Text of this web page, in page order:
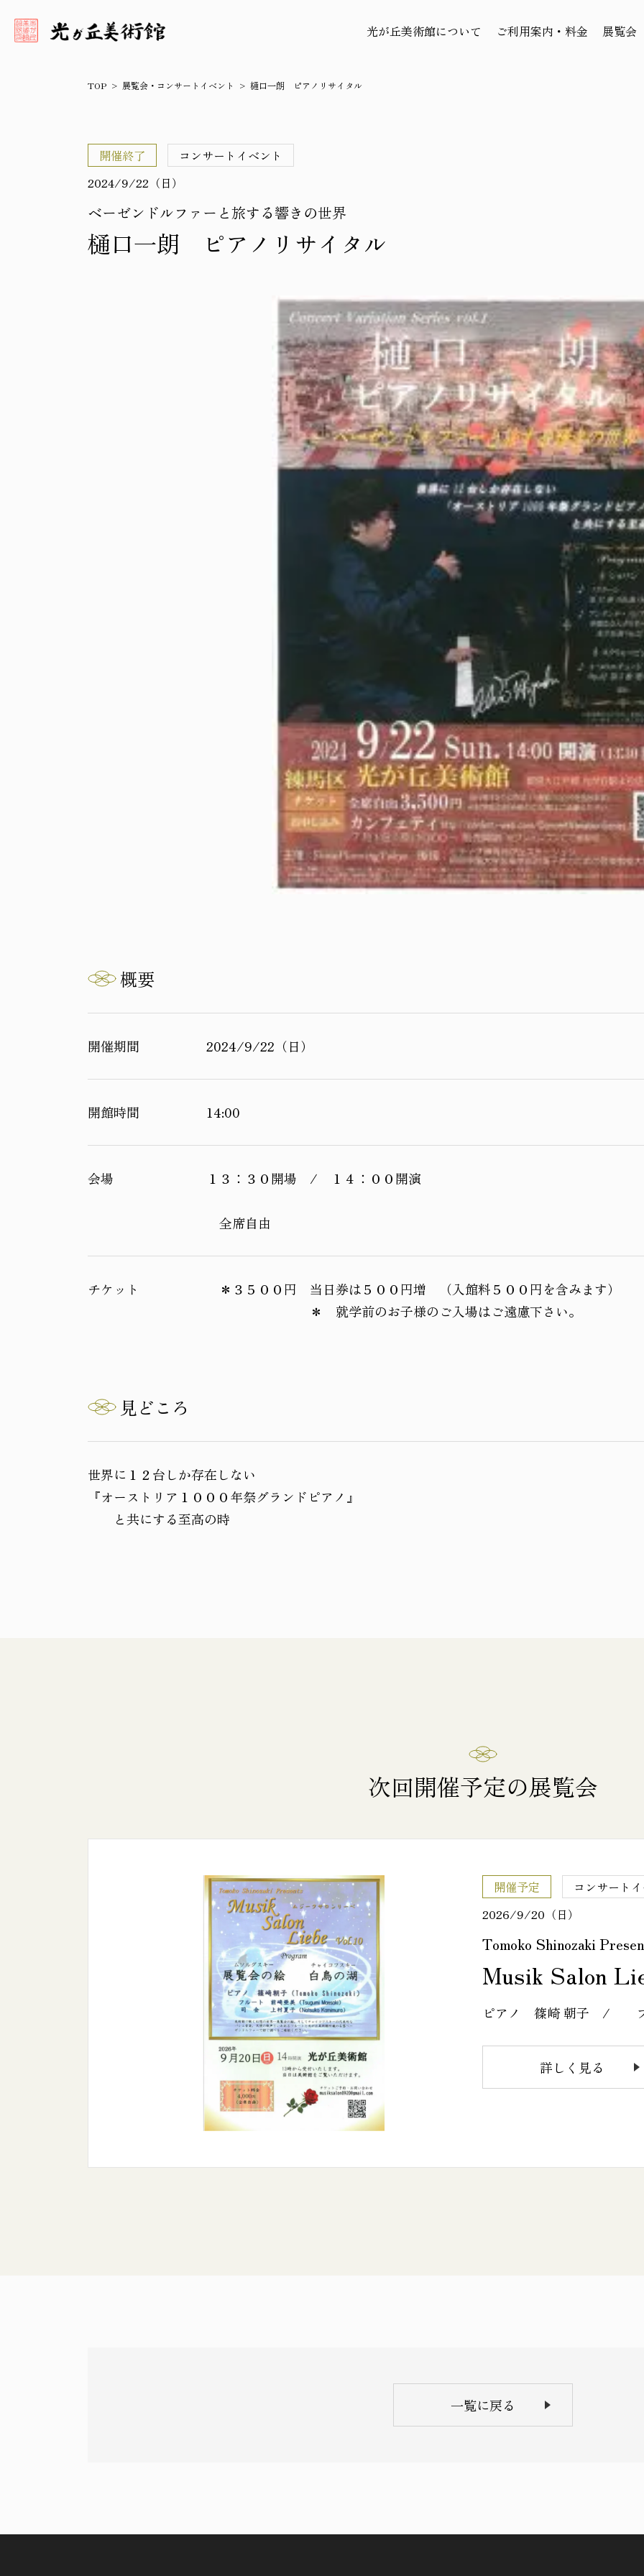
光が丘美術館について ご利用案内・料金 展覧会
TOP 展覧会・コンサートイベント 樋口一朗 ピアノリサイタル
開催終了
コンサートイベント
2024/9/22（日）
ベーゼンドルファーと旅する響きの世界
樋口一朗 ピアノリサイタル
概要
開催期間 2024/9/22（日）
開館時間 14:00
会場 １３：３０開場 / １４：００開演
全席自由
チケット
＊３５００円 当日券は５００円増 （入館料５００円を含みます）
＊ 就学前のお子様のご入場はご遠慮下さい。
見どころ
世界に１２台しか存在しない
『オーストリア１０００年祭グランドピアノ』
と共にする至高の時
次回開催予定の展覧会
開催予定
コンサート
2026/9/20（日）
Tomoko Shinozaki
Musik Salon
ピアノ 篠崎 朝子 / フ
詳しく見る
一覧に戻る